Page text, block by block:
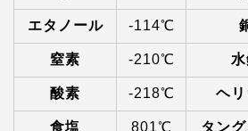
エタノール -114℃
窒素 -210℃
酸素 -218℃ ヘ
食塩 801℃ タン